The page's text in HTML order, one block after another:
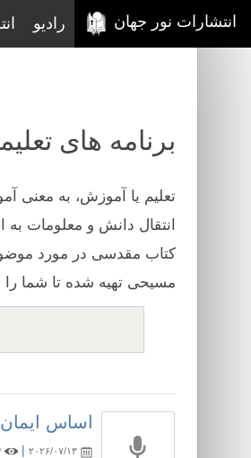
انتشارات نور جهان رادیو
برنامه های
تعلیم یا آموزش، به معنی
انتقال دانش و معلومات
کتاب مقدسی در مورد
مسیحی تهیه شده تا شما
اساس
۲۰۲۶/۰۷/۱۳ |